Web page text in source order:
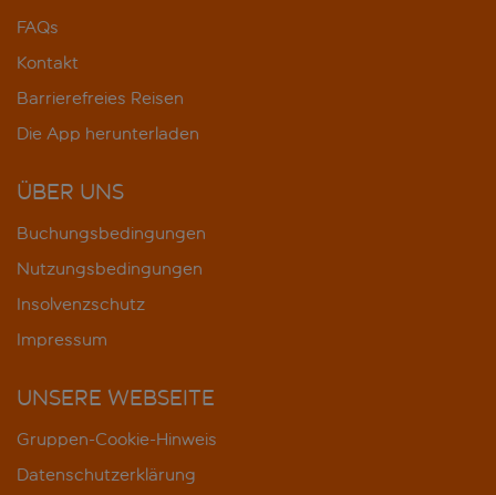
FAQs
Kontakt
Barrierefreies Reisen
Die App herunterladen
ÜBER UNS
Buchungsbedingungen
Nutzungsbedingungen
Insolvenzschutz
Impressum
UNSERE WEBSEITE
Gruppen-Cookie-Hinweis
Datenschutzerklärung